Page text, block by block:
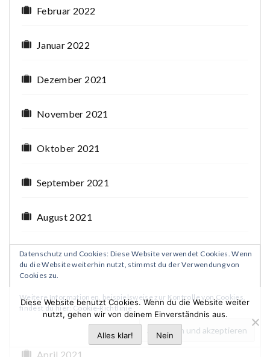
Februar 2022
Januar 2022
Dezember 2021
November 2021
Oktober 2021
September 2021
August 2021
Juli 2021
Mai 2021
April 2021
Datenschutz und Cookies: Diese Website verwendet Cookies. Wenn
du die Website weiterhin nutzt, stimmst du der Verwendung von
Cookies zu.
Weitere Informationen, beispielsweise zur Kontrolle von Cookies,
findest du hier:Cookie-Richtlinie
Diese Website benutzt Cookies. Wenn du die Website weiter
nutzt, gehen wir von deinem Einverständnis aus.
Alles klar! Nein